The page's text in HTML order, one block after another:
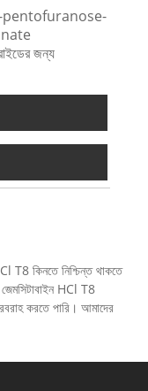
জন্য
T8 কিনতে নিশ্চিন্ত থাকতে
জেমসিটাবাইন HCl T8
করতে পারি। আমাদের